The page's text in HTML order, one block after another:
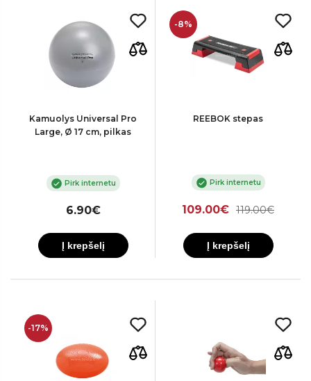
Kamuolys Universal Pro
Large, Ø 17 cm, pilkas
Pirk internetu
6.90€
Į krepšelį
-8%
REEBOK stepas
Pirk internetu
109.00€ 119.00€
Į krepšelį
-17%